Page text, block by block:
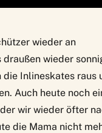
wieder an
draußen wieder
die Inlineskates raus
Auch heute noch
wir wieder öfter
die Mama nicht